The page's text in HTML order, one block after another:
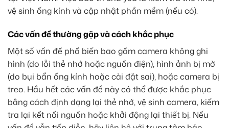
vệ sinh ống kính và cập nhật phần mềm (nếu có).
Các vấn đề thường gặp và cách khắc phục
Một số vấn đề phổ biến bao gồm camera không ghi
hình (do lỗi thẻ nhớ hoặc nguồn điện), hình ảnh bị mờ
(do bụi bẩn ống kính hoặc cài đặt sai), hoặc camera bị
treo. Hầu hết các vấn đề này có thể được khắc phục
bằng cách định dạng lại thẻ nhớ, vệ sinh camera, kiểm
tra lại kết nối nguồn hoặc khởi động lại thiết bị. Nếu